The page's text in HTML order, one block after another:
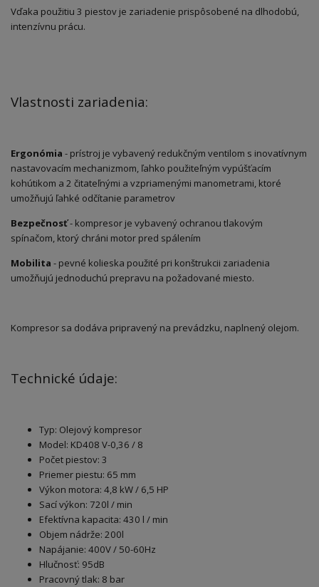
Vďaka použitiu 3 piestov je zariadenie prispôsobené na dlhodobú,
intenzívnu prácu.
Vlastnosti zariadenia:
Ergonómia - prístroj je vybavený redukčným ventilom s inovatívnym
nastavovacím mechanizmom, ľahko použiteľným vypúšťacím
kohútikom a 2 čitateľnými a vzpriamenými manometrami, ktoré
umožňujú ľahké odčítanie parametrov
Bezpečnosť- kompresor je vybavený ochranou tlakovým
spínačom, ktorý chráni motor pred spálením
Mobilita - pevné kolieska použité pri konštrukcii zariadenia
umožňujú jednoduchú prepravu na požadované miesto.
Kompresor sa dodáva pripravený na prevádzku, naplnený olejom.
Technické údaje:
Typ: Olejový kompresor
Model: KD408 V-0,36 / 8
Počet piestov: 3
Priemer piestu: 65 mm
Výkon motora: 4,8 kW / 6,5 HP
Sací výkon: 720l / min
Efektívna kapacita: 430 l / min
Objem nádrže: 200l
Napájanie: 400V / 50-60Hz
Hlučnosť: 95dB
Pracovný tlak: 8 bar